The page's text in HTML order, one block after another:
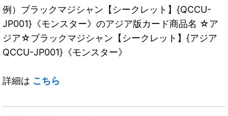
例）ブラックマジシャン【シークレット】{QCCU-
JP001}《モンスター》のアジア版カード商品名 ☆ア
ジア☆ブラックマジシャン【シークレット】{アジア
QCCU-JP001}《モンスター》
詳細は こちら